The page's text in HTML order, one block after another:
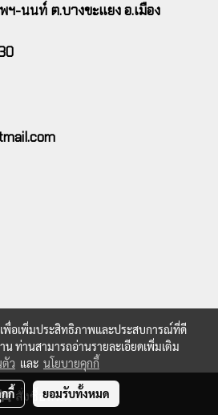
สั่งซื้อสินค้า
ฯ-นนท์ ต.บางขะแยง อ.เมือง
by makewebeasy.com
เพื่อเพิ่มประสิทธิภาพและประสบการณ์ที่ดี
น ท่านสามารถอ่านรายละเอียดเพิ่มเติม
ว และ นโยบายคุกกี้
กี้ ยอมรับทั้งหมด